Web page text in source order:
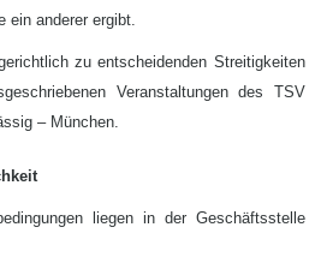
ein anderer ergibt.
zu entscheidenden Streitigkeiten
Veranstaltungen des TSV
– München.
liegen in der Geschäftsstelle